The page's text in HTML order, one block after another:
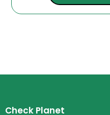
Check Planet